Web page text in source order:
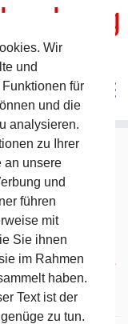
2019 –
2019 –
2560 × 1920
Wir
und
für
und die
analysieren.
zu Ihrer
an unsere
und
führen
mit
Sie ihnen
im Rahmen
haben.
Text ist der
zu tun.